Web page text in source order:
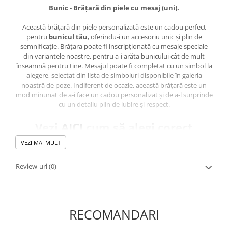
Bunic - Brățară din piele cu mesaj (uni).
Această brățară din piele personalizată este un cadou perfect
pentru bunicul tău, oferindu-i un accesoriu unic și plin de
semnificație. Brățara poate fi inscripționată cu mesaje speciale
din variantele noastre, pentru a-i arăta bunicului cât de mult
înseamnă pentru tine. Mesajul poate fi completat cu un simbol la
alegere, selectat din lista de simboluri disponibile în galeria
noastră de poze. Indiferent de ocazie, această brățară este un
mod minunat de a-i face un cadou personalizat și de a-l surprinde
cu un detaliu plin de iubire și respect.
Mărimea Brățării.
Caracteristici principale:
Variante cromatice pentru banda din piele UNI
VEZI MAI MULT
Review-uri(0)
RECOMANDARI